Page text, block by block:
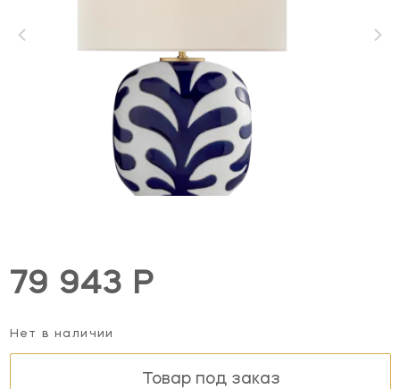
79 943 Р
Нет в наличии
Товар под заказ